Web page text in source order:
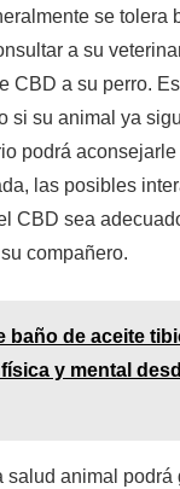
se tolera
a su
CBD a su perro.
si su animal ya
podrá aconsejarle
las posibles
CBD sea
compañero.
baño de aceite
y mental
salud animal podrá